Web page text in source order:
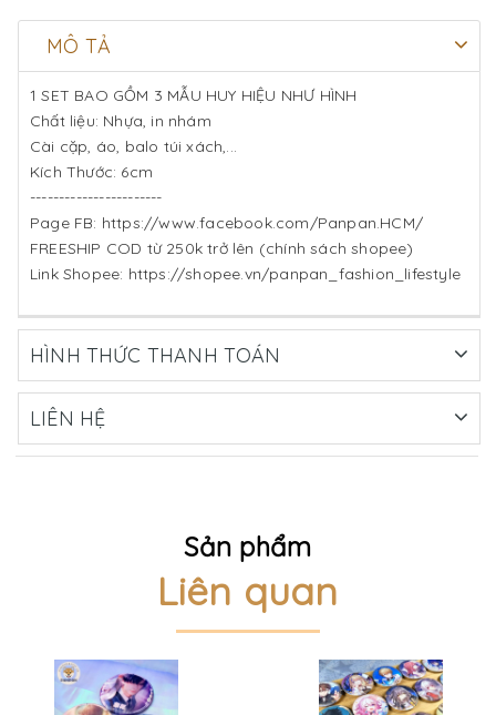
MÔ TẢ
1 SET BAO GỒM 3 MẪU HUY HIỆU NHƯ HÌNH
Chất liệu: Nhựa, in nhám
Cài cặp, áo, balo túi xách,...
Kích Thước: 6cm
-----------------------
Page FB: https://www.facebook.com/Panpan.HCM/
FREESHIP COD từ 250k trở lên (chính sách shopee)
Link Shopee: https://shopee.vn/panpan_fashion_lifestyle
HÌNH THỨC THANH TOÁN
LIÊN HỆ
Sản phẩm
Liên quan